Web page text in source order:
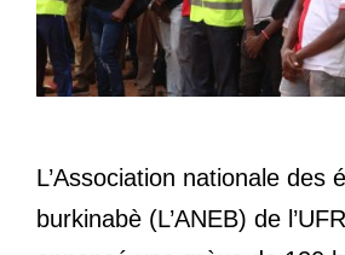
L’Association nationale des
burkinabè (L’ANEB) de